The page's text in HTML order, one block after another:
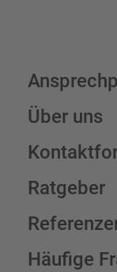
Über uns
Ratgeber
Häufige